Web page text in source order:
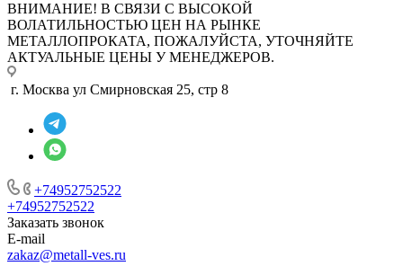
ВНИМАНИЕ! В СВЯЗИ С ВЫСОКОЙ
ВОЛАТИЛЬНОСТЬЮ ЦЕН НА РЫНКЕ
МЕТАЛЛОПРОКАТА, ПОЖАЛУЙСТА, УТОЧНЯЙТЕ
АКТУАЛЬНЫЕ ЦЕНЫ У МЕНЕДЖЕРОВ.
г. Москва ул Смирновская 25, стр 8
+74952752522
+74952752522
Заказать звонок
E-mail
zakaz@metall-ves.ru